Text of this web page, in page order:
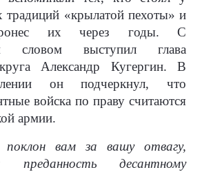
традиций «крылатой пехоты» и
их через годы. С
словом выступил глава
Александр Кугергин. В
он подчеркнул, что
войска по праву считаются
армии.
вам за вашу отвагу,
десантному